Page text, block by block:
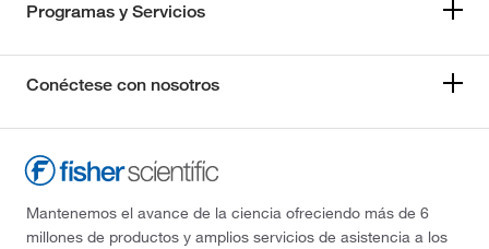
Programas y Servicios
Conéctese con nosotros
Mantenemos el avance de la ciencia ofreciendo más de 6
millones de productos y amplios servicios de asistencia a los